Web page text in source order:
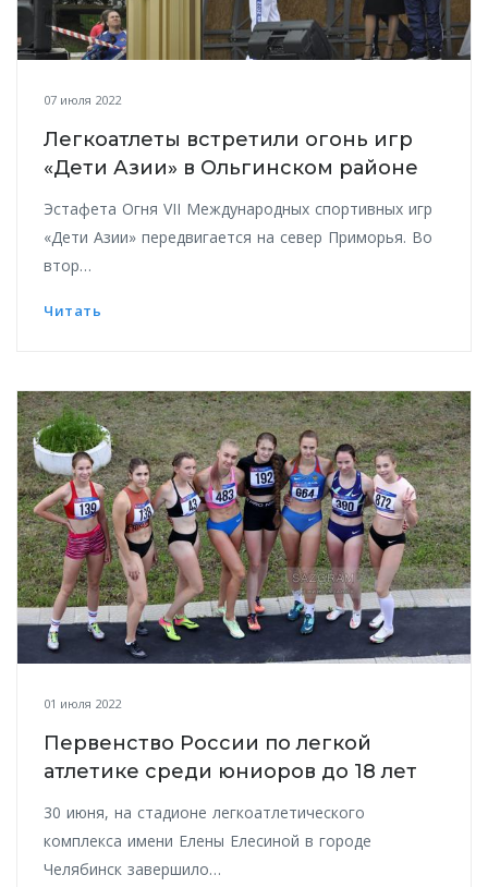
07 июля 2022
Легкоатлеты встретили огонь игр
«Дети Азии» в Ольгинском районе
Эстафета Огня VII Международных спортивных игр
«Дети Азии» передвигается на север Приморья. Во
втор…
Читать
01 июля 2022
Первенство России по легкой
атлетике среди юниоров до 18 лет
30 июня, на стадионе легкоатлетического
комплекса имени Елены Елесиной в городе
Челябинск завершило…